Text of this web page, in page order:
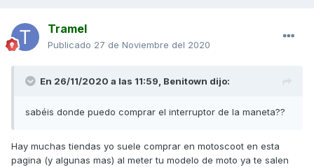
Tramel
Publicado 27 de Noviembre del 2020
En 26/11/2020 a las 11:59, Benitown dijo:
sabéis donde puedo comprar el interruptor de la maneta??
Hay muchas tiendas yo suele comprar en motoscoot en esta
pagina (y algunas mas) al meter tu modelo de moto ya te salen